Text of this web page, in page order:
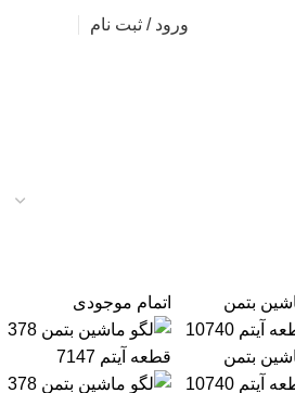
ورود / ثبت نام
اتمام موجودی